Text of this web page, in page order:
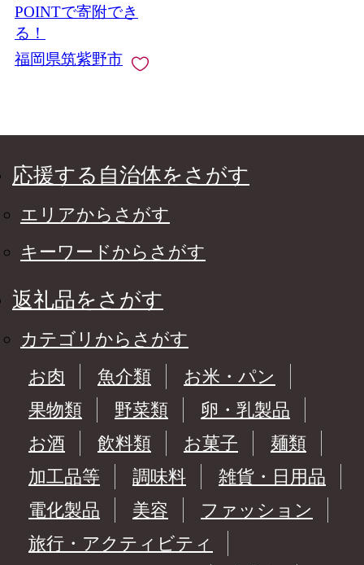
岡
POINTで寄附でき
る！
福岡県筑紫野市
応援する自治体をさがす
エリアからさがす
キーワードからさがす
返礼品をさがす
カテゴリからさがす
お肉
魚介類
お米・パン
果物類
野菜類
卵・乳製品
お酒
飲料類 お菓子
麺類
加工品等
調味料
雑貨・日用品
電化製品
美容
ファッション
旅行・アクティビティ